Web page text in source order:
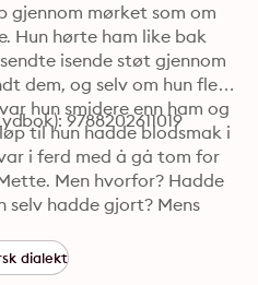
gjennom mørket som om
Hun hørte ham like bak
isende støt gjennom
dem, og selv om hun flere
hun smidere enn ham og
til hun hadde blodsmak i
i ferd med å gå tom for
Men hvorfor? Hadde
selv hadde gjort? Mens
selv om hun visste at
ropene hennes.
9788202611019
dialekt